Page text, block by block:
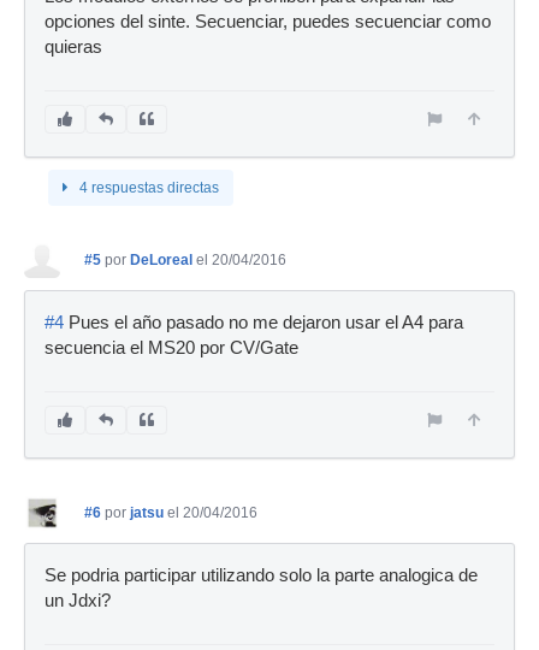
opciones del sinte. Secuenciar, puedes secuenciar como
quieras
4 respuestas directas
#5 por DeLoreal el 20/04/2016
#4 Pues el año pasado no me dejaron usar el A4 para
secuencia el MS20 por CV/Gate
#6 por jatsu el 20/04/2016
Se podria participar utilizando solo la parte analogica de
un Jdxi?